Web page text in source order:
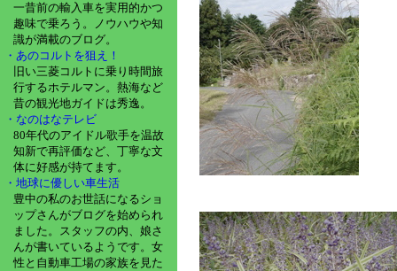
一昔前の輸入車を実用的かつ
趣味で乗ろう。ノウハウや知
識が満載のブログ。
・あのコルトを狙え！
旧い三菱コルトに乗り時間旅
行するホテルマン。熱海など
昔の観光地ガイドは秀逸。
・なのはなテレビ
80年代のアイドル歌手を温故
知新で再評価など、丁寧な文
体に好感が持てます。
・地球に優しい車生活
豊中の私のお世話になるショ
ップさんがブログを始められ
ました。スタッフの内、娘さ
んが書いているようです。女
性と自動車工場の家族を見た